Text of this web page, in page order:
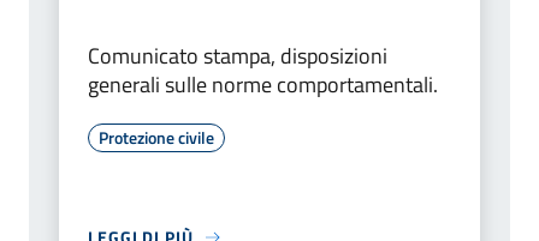
Comunicato stampa, disposizioni
generali sulle norme comportamentali.
Protezione civile